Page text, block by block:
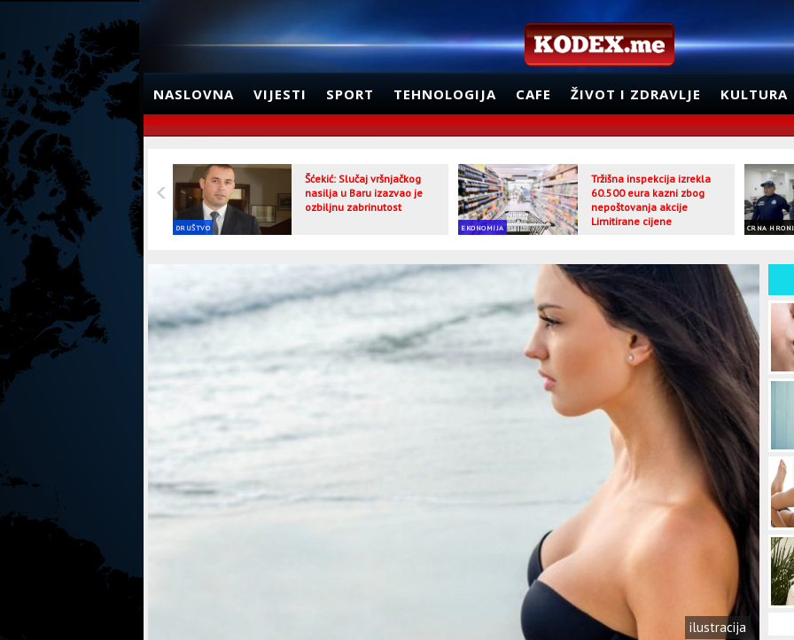
NASLOVNA VIJESTI SPORT TEHNOLOGIJA CAFE ŽIVOT I ZDRAVLJE KULTURA
DRUŠTVO
Šćekić: Slučaj vršnjačkog
nasilja u Baru izazvao je
ozbiljnu zabrinutost
EKONOMIJA
Tržišna inspekcija izrekla
60.500 eura kazni zbog
nepoštovanja akcije
Limitirane cijene
CRNA
ilustracija